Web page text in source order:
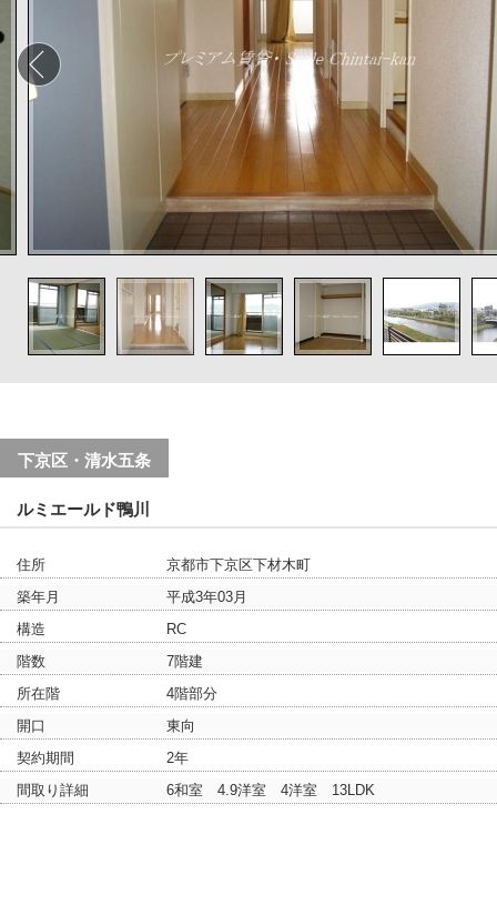
ルミエールド鴨川
下京区・清水五条
住所
京都市下京区下材木町
築年月
平成3年03月
構造
RC
階数
7階建
所在階
4階部分
開口
東向
契約期間
2年
間取り詳細
6和室 4.9洋室 4洋室 13LDK